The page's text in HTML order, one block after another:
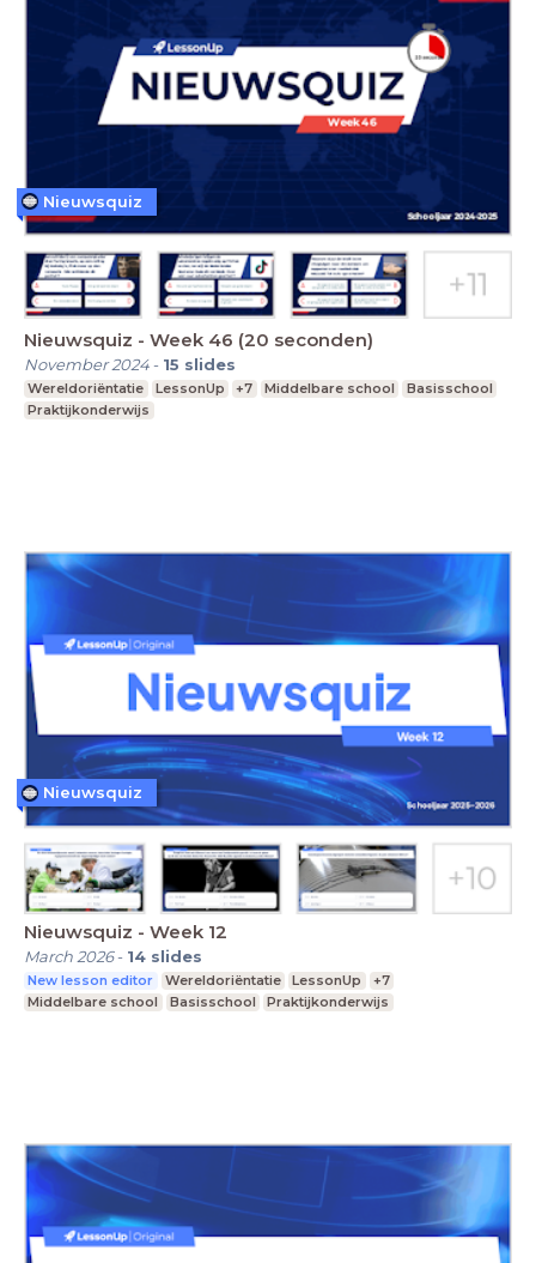
Nieuwsquiz - Week 46 (20 seconden)
November 2024- 15 slides
Wereldoriëntatie LessonUp +7 Middelbare school
Basisschool
Praktijkonderwijs
Nieuwsquiz
Nieuwsquiz - Week 12
March 2026- 14 slides
New lesson editor Wereldoriëntatie LessonUp
+7
Middelbare school
Basisschool Praktijkonderwijs
Nieuwsquiz